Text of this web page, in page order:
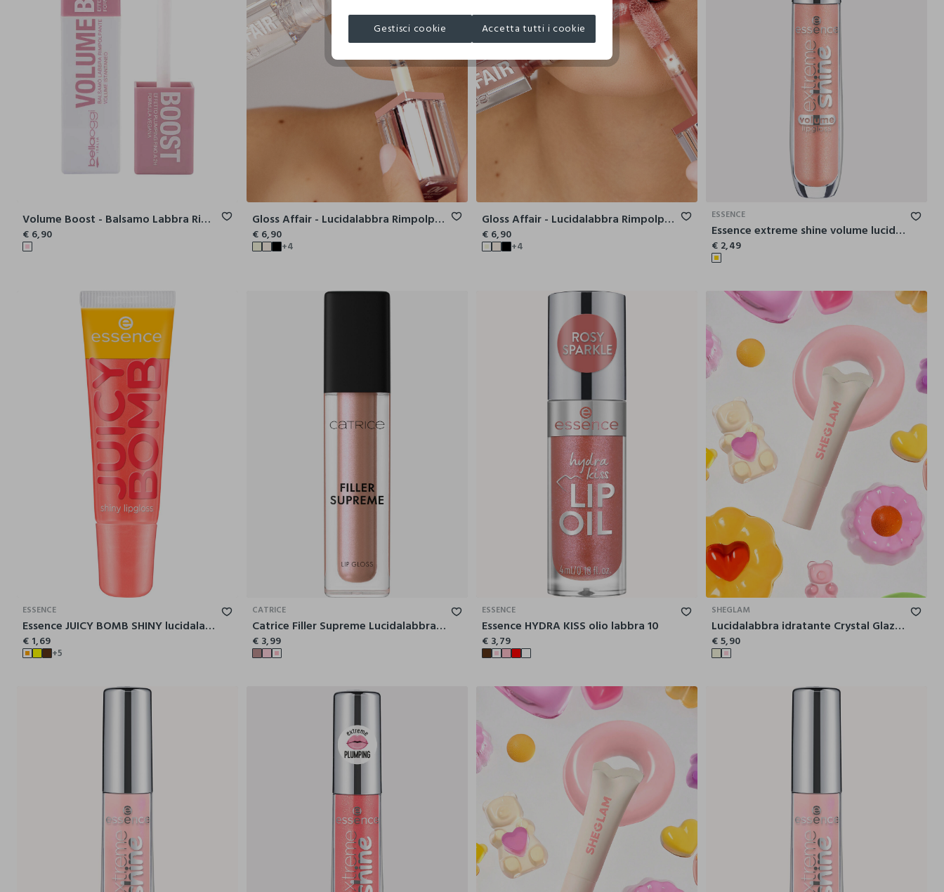
Volume Boost - Balsamo Labbra Rimpolpante
€ 6,90
Gloss Affair - Lucidalabbra Rimpolpante Nutritivo
€ 6,90
+4
Gloss Affair - Lucidalabbra Rimpolpante Nutritivo
€ 6,90
+4
ESSENCE
Essence extreme shine volume lucidalabbra 08
€ 2,49
ESSENCE
Essence JUICY BOMB SHINY lucidalabbra 103
€ 1,69
+5
CATRICE
Catrice Filler Supreme Lucidalabbra 050
€ 3,99
ESSENCE
Essence HYDRA KISS olio labbra 10
€ 3,79
SHEGLAM
Lucidalabbra idratante Crystal Glaze – Candy Lane
€ 5,90
Gestisci cookie Accetta tutti i cookie